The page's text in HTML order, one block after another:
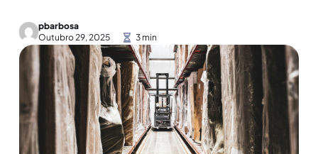
pbarbosa
Outubro 29, 2025